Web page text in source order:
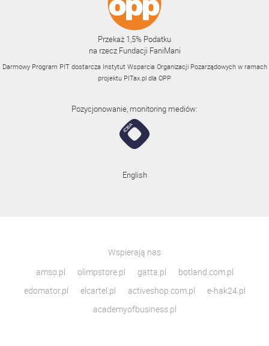
Przekaż 1,5% Podatku
na rzecz Fundacji FaniMani
Darmowy Program PIT dostarcza Instytut Wsparcia Organizacji Pozarządowych w ramach
projektu PITax.pl dla OPP
Pozycjonowanie, monitoring mediów:
English
Wspierają nas
amso.pl
olimpstore.pl gatta.pl
botland.com.pl
edomator.pl
elcartel.pl activeshop.com.pl
e-hak24.pl
academyofbusiness.pl